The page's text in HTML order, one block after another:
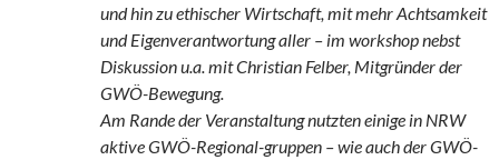
und hin zu ethischer Wirtschaft, mit mehr Achtsamkeit
und Eigenverantwortung aller – im workshop nebst
Diskussion u.a. mit Christian Felber, Mitgründer der
GWÖ-Bewegung.
Am Rande der Veranstaltung nutzten einige in NRW
aktive GWÖ-Regional-gruppen – wie auch der GWÖ-